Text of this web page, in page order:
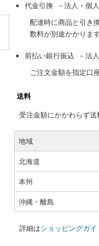
代金引換 －法人・個
配達時に商品と引き
数料が別途かかりま
前払い銀行振込 －法
ご注文金額を指定口
送料
受注金額にかかわらず
地域
北海道
本州
沖縄・離島
詳細はショッピングガイ